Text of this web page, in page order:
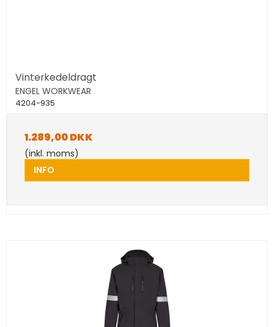
Vinterkedeldragt
ENGEL WORKWEAR
4204-935
1.289,00 DKK
(inkl. moms)
INFO